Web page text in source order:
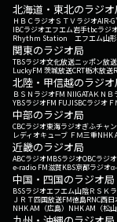
北海道・東北のラジオ
ＨＢＣラジオＳＴＶラジオAIR-
IBCラジオエフエム岩手tbcラジ
Rhythm Station エフエム山形
関東のラジオ局
TBSラジオ文化放送ニッポン放送
LuckyFM 茨城放送CRT栃木放送
北陸・甲信越のラジオ
ＢＳＮラジオFM NIIGATAＫＮＢ
YBSラジオFM FUJISBCラジオ
中部のラジオ局
CBCラジオ東海ラジオぎふチャン
レディオキューブ ＦＭ三重NHK
近畿のラジオ局
ABCラジオMBSラジオOBCラジ
e-radio FM滋賀KBS京都ラジオ
中国・四国のラジオ局
BSSラジオエフエム山陰ＲＳＫ
ＪＲＴ四国放送FM徳島RNC西
NHK AM（広島） NHK AM（松山